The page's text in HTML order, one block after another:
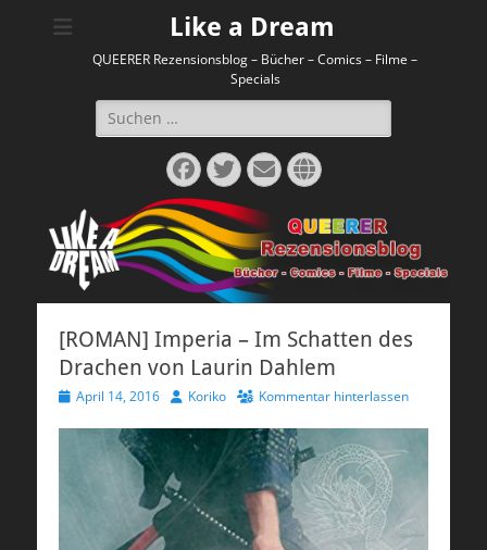
Like a Dream
QUEERER Rezensionsblog – Bücher – Comics – Filme –
Specials
Suchen
nach:
Facebook
Twitter
E-
Mail
Website
[ROMAN] Imperia – Im Schatten des
Drachen von Laurin Dahlem
Veröffentlicht
April 14, 2016 AutorKoriko Kommentar hinterlassen